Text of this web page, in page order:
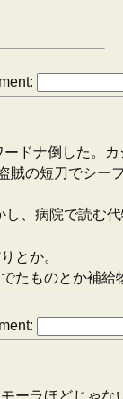
ドナ倒した。
賊の短刀でシー
、病院で読む代
とか。
たものとか補給
ーラほどじゃな